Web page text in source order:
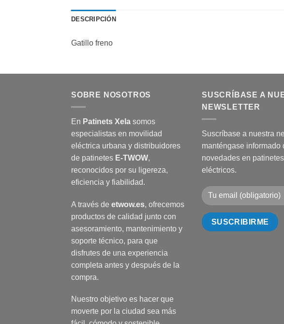
DESCRIPCIÓN
Gatillo freno
SOBRE NOSOTROS
En Patinets Xela somos
especialistas en movilidad
eléctrica urbana y distribuidores
de patinetes E-TWOW,
reconocidos por su ligereza,
eficiencia y fiabilidad.
A través de etwow.es, ofrecemos
productos de calidad junto con
asesoramiento, mantenimiento y
soporte técnico, para que
disfrutes de una experiencia
completa antes y después de la
compra.
Nuestro objetivo es hacer que
moverte por la ciudad sea más
SUSCRÍBASE A
NEWSLETTER
Suscríbase a nuestra
manténgase informado
novedades en patinetes
eléctricos.